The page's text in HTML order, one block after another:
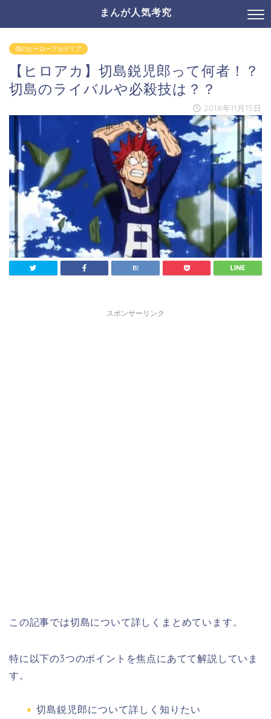
まんが人気考究
僕のヒーローアカデミア
【ヒロアカ】切島鋭児郎って何者！？
切島のライバルや必殺技は？？
2018年11月15日
スポンサーリンク
この記事では切島について詳しくまとめています。
特に以下の3つのポイントを焦点にあてて解説していま
す。
切島鋭児郎について詳しく知りたい